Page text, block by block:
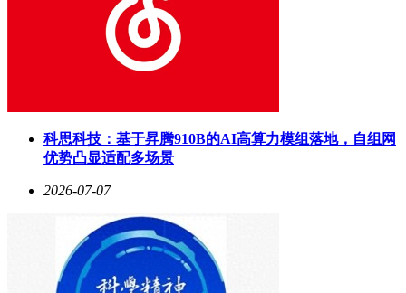
科思科技：基于昇腾910B的AI高算力模组落地，自组网
优势凸显适配多场景
2026-07-07